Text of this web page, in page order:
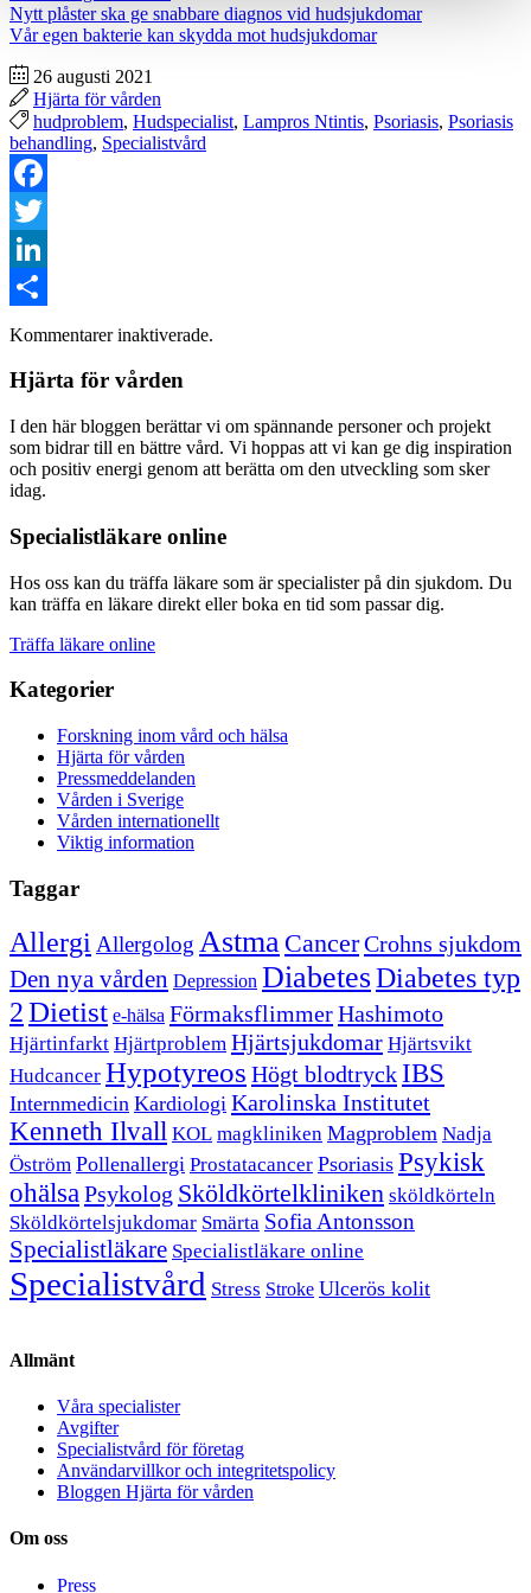
Nytt plåster ska ge snabbare diagnos vid hudsjukdomar
Vår egen bakterie kan skydda mot hudsjukdomar
26 augusti 2021
Hjärta för vården
hudproblem, Hudspecialist, Lampros Ntintis, Psoriasis, Psoriasis
behandling, Specialistvård
Facebook
Twitter
LinkedIn
Dela
Kommentarer inaktiverade.
Hjärta för vården
I den här bloggen berättar vi om spännande personer och projekt
som bidrar till en bättre vård. Vi hoppas att vi kan ge dig inspiration
och positiv energi genom att berätta om den utveckling som sker
idag.
Specialistläkare online
Hos oss kan du träffa läkare som är specialister på din sjukdom. Du
kan träffa en läkare direkt eller boka en tid som passar dig.
Träffa läkare online
Kategorier
Forskning inom vård och hälsa
Hjärta för vården
Pressmeddelanden
Vården i Sverige
Vården internationellt
Viktig information
Taggar
Allergi Allergolog Astma CancerCrohns sjukdom
Den nya vården Depression DiabetesDiabetes typ
2Dietist e-hälsa FörmaksflimmerHashimoto
Hjärtinfarkt Hjärtproblem Hjärtsjukdomar Hjärtsvikt
Hudcancer Hypotyreos Högt blodtryckIBS
Internmedicin Kardiologi Karolinska Institutet
Kenneth Ilvall KOL magkliniken Magproblem Nadja
Öström Pollenallergi Prostatacancer Psoriasis Psykisk
ohälsa Psykolog Sköldkörtelkliniken sköldkörteln
Sköldkörtelsjukdomar Smärta Sofia Antonsson
Specialistläkare Specialistläkare online
Specialistvård Stress Stroke Ulcerös kolit
Allmänt
Våra specialister
Avgifter
Specialistvård för företag
Användarvillkor och integritetspolicy
Bloggen Hjärta för vården
Om oss
Press